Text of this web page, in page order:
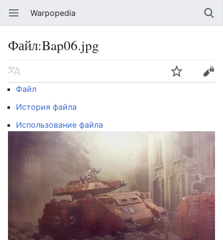
Warpopedia
Файл:Bap06.jpg
Файл
История файла
Использование файла